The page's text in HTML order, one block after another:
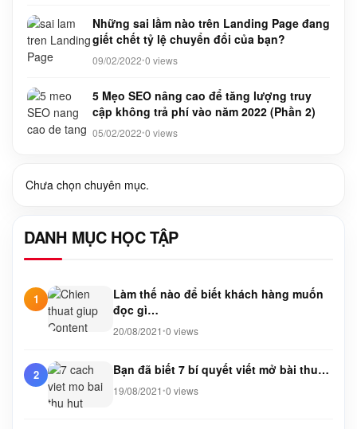
Những sai lầm nào trên Landing Page đang
giết chết tỷ lệ chuyển đổi của bạn?
09/02/2022•0 views
5 Mẹo SEO nâng cao để tăng lượng truy
cập không trả phí vào năm 2022 (Phần 2)
05/02/2022•0 views
Chưa chọn chuyên mục.
DANH MỤC HỌC TẬP
1
Làm thế nào để biết khách hàng muốn
đọc gì…
20/08/2021 •0 views
2 Bạn đã biết 7 bí quyết viết mở bài thu…
19/08/2021 •0 views